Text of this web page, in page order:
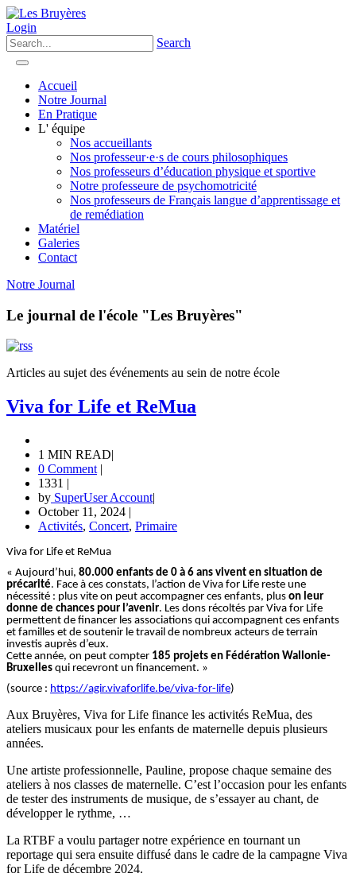
Login
Search
Accueil
Notre Journal
En Pratique
L' équipe
Nos accueillants
Nos professeur·e·s de cours philosophiques
Nos professeurs d’éducation physique et sportive
Notre professeure de psychomotricité
Nos professeurs de Français langue d’apprentissage et
de remédiation
Matériel
Galeries
Contact
Notre Journal
Le journal de l'école "Les Bruyères"
Articles au sujet des événements au sein de notre école
Viva for Life et ReMua
1 MIN READ|
0 Comment |
1331 |
by SuperUser Account|
October 11, 2024 |
Activités, Concert, Primaire
Viva for Life et ReMua
« Aujourd’hui, 80.000 enfants de 0 à 6 ans vivent en situation de
précarité. Face à ces constats, l’action de Viva for Life reste une
nécessité : plus vite on peut accompagner ces enfants, plus on leur
donne de chances pour l’avenir. Les dons récoltés par Viva for Life
permettent de financer les associations qui accompagnent ces enfants
et familles et de soutenir le travail de nombreux acteurs de terrain
investis auprès d’eux.
Cette année, on peut compter 185 projets en Fédération Wallonie-
Bruxelles qui recevront un financement. »
(source : https://agir.vivaforlife.be/viva-for-life)
Aux Bruyères, Viva for Life finance les activités ReMua, des
ateliers musicaux pour les enfants de maternelle depuis plusieurs
années.
Une artiste professionnelle, Pauline, propose chaque semaine des
ateliers à nos classes de maternelle. C’est l’occasion pour les enfants
de tester des instruments de musique, de s’essayer au chant, de
développer le rythme, …
La RTBF a voulu partager notre expérience en tournant un
reportage qui sera ensuite diffusé dans le cadre de la campagne Viva
for Life de décembre 2024.